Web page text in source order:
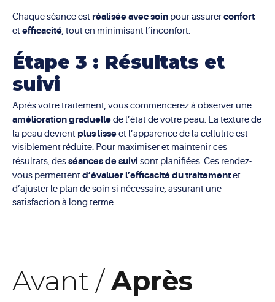
Chaque séance est réalisée avec soin pour assurerconfort
etefficacité, tout en minimisant l’inconfort.
Étape 3 : Résultats et
suivi
Après votre traitement, vous commencerez à observer une
amélioration graduellede l’état de votre peau. La texture de
la peau devient plus lisseet l’apparence de la cellulite est
visiblement réduite. Pour maximiser et maintenir ces
résultats, desséances de suivi sont planifiées. Ces rendez-
vous permettentd’évaluer l’efficacité du traitementet
d’ajuster le plan de soin si nécessaire, assurant une
satisfaction à long terme.
Avant /Après